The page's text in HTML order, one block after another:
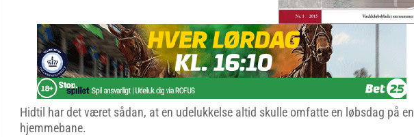
Hidtil har det været sådan, at en udelukkelse altid skulle omfatte en løbsdag på en
hjemmebane.